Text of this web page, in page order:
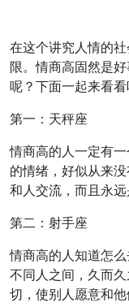
在这个讲究人情的
限。情商高固然是
呢？下面一起来看看
第一：天秤座
情商高的人一定有
的情绪，好似从来
和人交流，而且永
第二：射手座
情商高的人知道怎
不同人之间，久而
切，使别人愿意和